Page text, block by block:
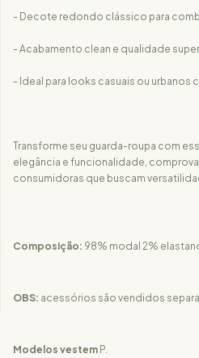
- Decote redondo clássico para
- Acabamento clean e qualidade
- Ideal para looks casuais ou
Transforme seu guarda-roupa com
elegância e funcionalidade,
consumidoras que buscam
Composição: 98% modal 2%
OBS: acessórios são vendidos
Modelos vestem P.